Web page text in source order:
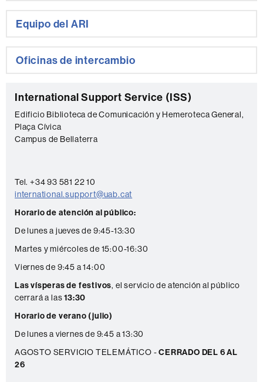
Equipo del ARI
Oficinas de intercambio
C
o
n
c
t
o
International Support Service (ISS)
Edificio Biblioteca de Comunicación y Hemeroteca General,
Plaça Cívica
Campus de Bellaterra
Tel. +34 93 581 22 10
international.support@uab.cat
Horario de atención al público:
De lunes a jueves de 9:45-13:30
Martes y miércoles de 15:00-16:30
Viernes de 9:45 a 14:00
Las vísperas de festivos, el servicio de atención al público
cerrará a las13:30
Horario de verano (julio)
De lunes a viernes de 9:45 a 13:30
AGOSTO SERVICIO TELEMÁTICO -CERRADO DEL 6 AL
26